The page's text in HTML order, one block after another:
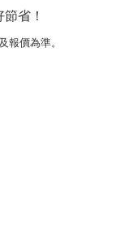
省！
價為準。